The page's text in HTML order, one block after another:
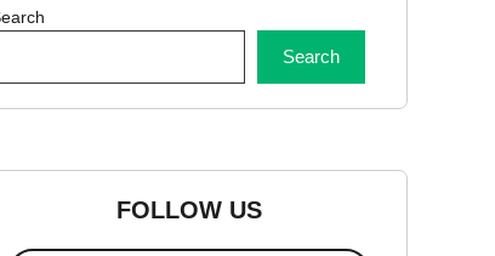
Search
FOLLOW US